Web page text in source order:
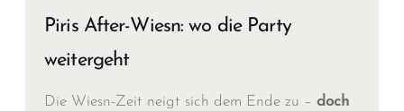
Piris After-Wiesn: wo die Party
weitergeht
Die Wiesn-Zeit neigt sich dem Ende zu – doch